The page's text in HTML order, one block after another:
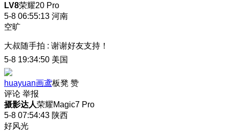
LV8荣耀20 Pro
5-8 06:55:13 河南
空旷
大叔随手拍 : 谢谢好友支持！
5-8 19:34:50 美国
huayuan画鸢板凳 赞
评论 举报
摄影达人荣耀Magic7 Pro
5-8 07:54:43 陕西
好风光